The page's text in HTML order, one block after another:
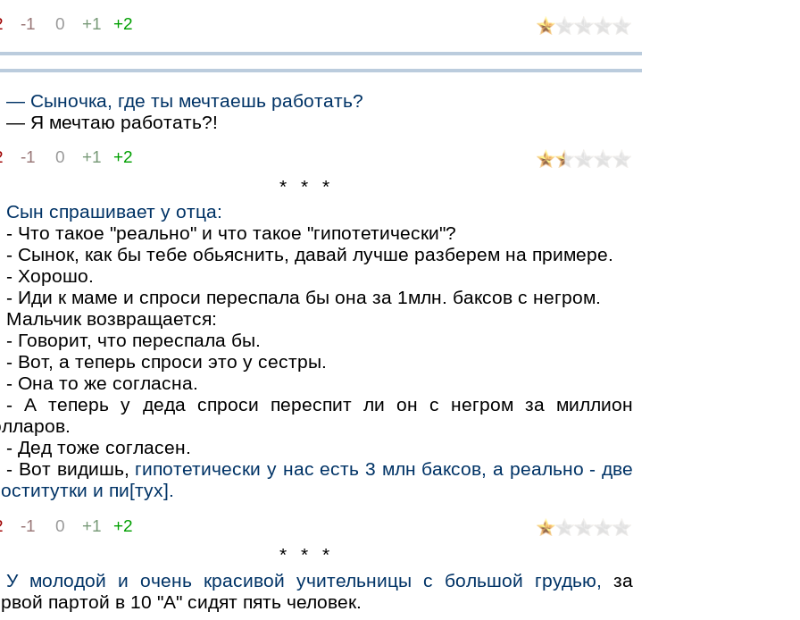
-1 0 +1 +2
— Сыночка, где ты мечтаешь работать?
— Я мечтаю работать?!
-1 0 +1 +2
* * *
Сын спрашивает у отца:
- Что такое "реально" и что такое "гипотетически"?
- Сынок, как бы тебе обьяснить, давай лучше разберем на примере.
- Хорошо.
- Иди к маме и спроси переспала бы она за 1млн. баксов с негром.
Мальчик возвращается:
- Говорит, что переспала бы.
- Вот, а теперь спроси это у сестры.
- Она то же согласна.
- А теперь у деда спроси переспит ли он с негром за миллион
- Дед тоже согласен.
- Вот видишь, гипотетически у нас есть 3 млн баксов, а реально - две
и пи[тух].
-1 0 +1 +2
* * *
У молодой и очень красивой учительницы с большой грудью, за
партой в 10 "А" сидят пять человек.